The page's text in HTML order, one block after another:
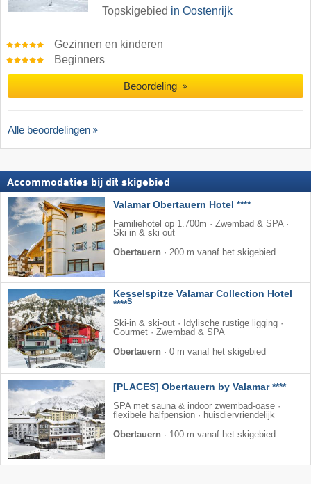
Topskigebied in Oostenrijk
Gezinnen en kinderen
Beginners
Beoordeling
Alle beoordelingen
Accommodaties bij dit skigebied
Valamar Obertauern Hotel ****
Familiehotel op 1.700m · Zwembad & SPA ·
Ski in & ski out
Obertauern · 200 m vanaf het skigebied
Kesselspitze Valamar Collection Hotel
****S
Ski-in & ski-out · Idylische rustige ligging ·
Gourmet · Zwembad & SPA
Obertauern · 0 m vanaf het skigebied
[PLACES] Obertauern by Valamar ****
SPA met sauna & indoor zwembad-oase ·
flexibele halfpension · huisdiervriendelijk
Obertauern · 100 m vanaf het skigebied